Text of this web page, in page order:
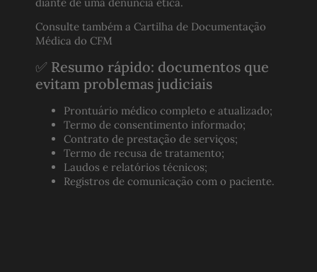
Consulte também a Cartilha de Documentação
Médica do CFM
✅ Resumo rápido: documentos que
evitam problemas judiciais
Prontuário médico completo e atualizado;
Termo de consentimento informado;
Contrato de prestação de serviços;
Termo de recusa de tratamento;
Laudos e relatórios técnicos;
Registros de comunicação com o paciente.